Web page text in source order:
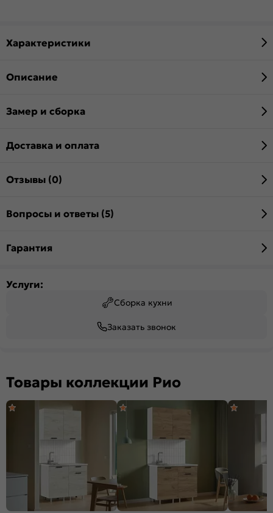
Характеристики
Описание
Замер и сборка
Доставка и оплата
Отзывы (0)
Вопросы и ответы (5)
Гарантия
Услуги:
Сборка кухни
Заказать звонок
Товары коллекции Рио